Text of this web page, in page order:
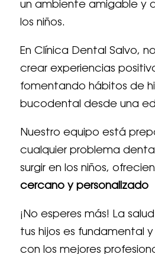
un ambiente amigable y
los niños.
En Clínica Dental Salvo,
crear experiencias
fomentando hábitos de
bucodental desde una
Nuestro equipo está
cualquier problema
surgir en los niños,
cercano y personalizado
¡No esperes más! La
tus hijos es fundamental
con los mejores